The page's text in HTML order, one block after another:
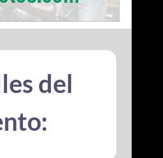
del